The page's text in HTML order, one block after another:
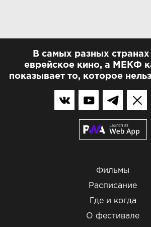
В самых разных
еврейское кино, а МЕКФ
показывает то, которое
Фильмы
Расписание
Где и когда
О фестивале